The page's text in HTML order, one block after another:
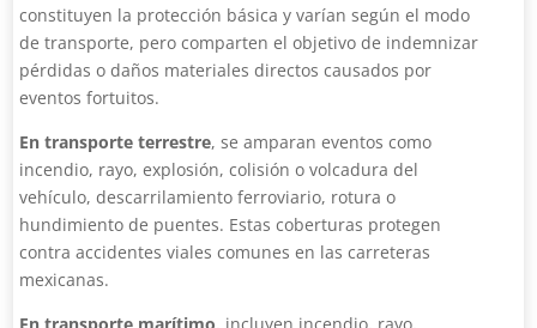
constituyen la protección básica y varían según el modo
de transporte, pero comparten el objetivo de indemnizar
pérdidas o daños materiales directos causados por
eventos fortuitos.
En transporte terrestre, se amparan eventos como
incendio, rayo, explosión, colisión o volcadura del
vehículo, descarrilamiento ferroviario, rotura o
hundimiento de puentes. Estas coberturas protegen
contra accidentes viales comunes en las carreteras
mexicanas.